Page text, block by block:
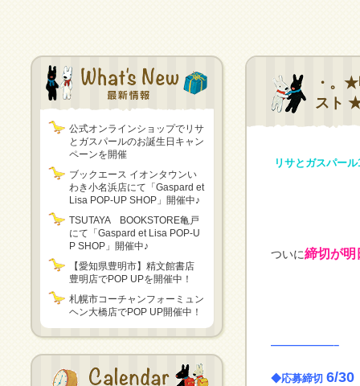
公式オンラインショップでリサ
とガスパールのお誕生日キャン
ペーンを開催
ブックエース イオンタウンい
わき小名浜店にて「Gaspard et
Lisa POP-UP SHOP」開催中♪
TSUTAYA BOOKSTORE亀戸
にて「Gaspard et Lisa POP-U
P SHOP」開催中♪
【愛知県豊明市】精文館書店
豊明店でPOP UPを開催中！
札幌市コーチャンフォーミュン
ヘン大橋店でPOP UP開催中！
・。
スト
リサとガスパー
ついに締切が明
——————–
◆応募締切 6/30